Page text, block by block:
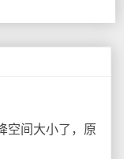
间大小了，原